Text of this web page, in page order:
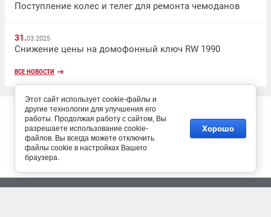
Поступление колес и телег для ремонта чемоданов
31.03.2025
Снижение цены на домофонный ключ RW 1990
ВСЕ НОВОСТИ
Copyright © 2017
Этот сайт использует cookie-файлы и
другие технологии для улучшения его
работы. Продолжая работу с сайтом, Вы
разрешаете использование cookie-
файлов. Вы всегда можете отключить
файлы cookie в настройках Вашего
браузера.
Хорошо